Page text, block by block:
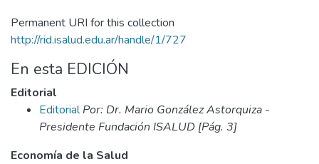
Permanent URI for this collection
http://rid.isalud.edu.ar/handle/1/727
En esta EDICIÓN
Editorial
EditorialPor: Dr. Mario González Astorquiza -
Presidente Fundación ISALUD [Pág. 3]
Economía de la Salud